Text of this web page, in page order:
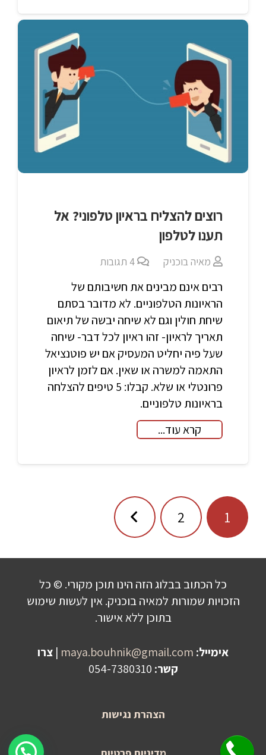
רוצים להצליח בראיון טלפוני? אל
תענו לטלפון
מאיה בוכניק 4 תגובות
רבים אינם מבינים את חשיבותם של
הראיונות הטלפוניים. לא מדובר בסתם
שיחת חולין וגם לא שיחה יבשה של תיאום
תאריך לראיון- זהו ראיון לכל דבר- שיחה
שעל פיה יחליט המעסיק אם יש פוטנציאל
התאמה למשרה או שאין. אם לזמן לראיון
פרונטלי או שלא. קבלו: 5 טיפים להצלחה
בראיונות טלפוניים.
קרא עוד...
ניווט
1
2
כל הכתוב בבלוג הזה הינו תוכן מקורי. © כל
הזכויות שמורות למאיה בוכניק. אין לעשות שימוש
בתוכן ללא אישור.
אימייל: maya.bouhnik@gmail.com
| צרו
קשר:
הצהרת נגישות
שלחו הודעה לקבלת פרטים על היעוץ!